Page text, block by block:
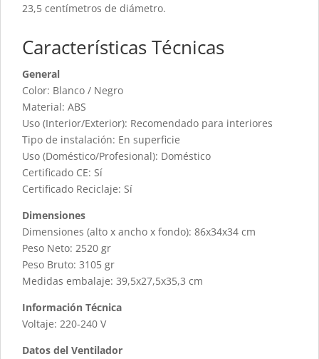
23,5 centímetros de diámetro.
Características Técnicas
General
Color: Blanco / Negro
Material: ABS
Uso (Interior/Exterior): Recomendado para interiores
Tipo de instalación: En superficie
Uso (Doméstico/Profesional): Doméstico
Certificado CE: Sí
Certificado Reciclaje: Sí
Dimensiones
Dimensiones (alto x ancho x fondo): 86x34x34 cm
Peso Neto: 2520 gr
Peso Bruto: 3105 gr
Medidas embalaje: 39,5x27,5x35,3 cm
Información Técnica
Voltaje: 220-240 V
Datos del Ventilador